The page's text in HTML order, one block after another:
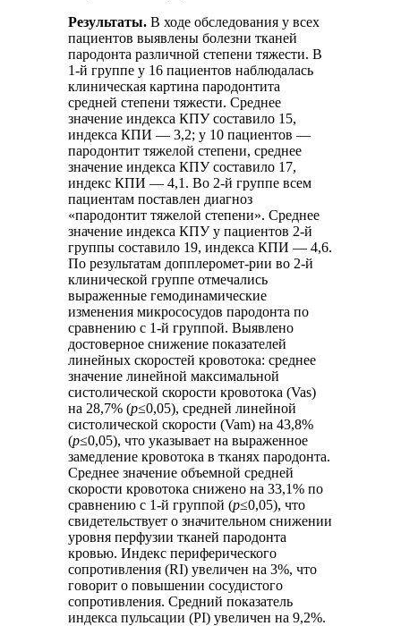
Результаты.В ходе обследования у всех
пациентов выявлены болезни тканей
пародонта различной степени тяжести. В
1-й группе у 16 пациентов наблюдалась
клиническая картина пародонтита
средней степени тяжести. Среднее
значение индекса КПУ составило 15,
индекса КПИ — 3,2; у 10 пациентов —
пародонтит тяжелой степени, среднее
значение индекса КПУ составило 17,
индекс КПИ — 4,1. Во 2-й группе всем
пациентам поставлен диагноз
«пародонтит тяжелой степени». Среднее
значение индекса КПУ у пациентов 2-й
группы составило 19, индекса КПИ — 4,6.
По результатам допплеромет-рии во 2-й
клинической группе отмечались
выраженные гемодинамические
изменения микрососудов пародонта по
сравнению с 1-й группой. Выявлено
достоверное снижение показателей
линейных скоростей кровотока: среднее
значение линейной максимальной
систолической скорости кровотока (Vas)
на 28,7% (p≤0,05), средней линейной
систолической скорости (Vam) на 43,8%
(p≤0,05), что указывает на выраженное
замедление кровотока в тканях пародонта.
Среднее значение объемной средней
скорости кровотока снижено на 33,1% по
сравнению с 1-й группой (p≤0,05), что
свидетельствует о значительном снижении
уровня перфузии тканей пародонта
кровью. Индекс периферического
сопротивления (RI) увеличен на 3%, что
говорит о повышении сосудистого
сопротивления. Средний показатель
индекса пульсации (PI) увеличен на 9,2%.